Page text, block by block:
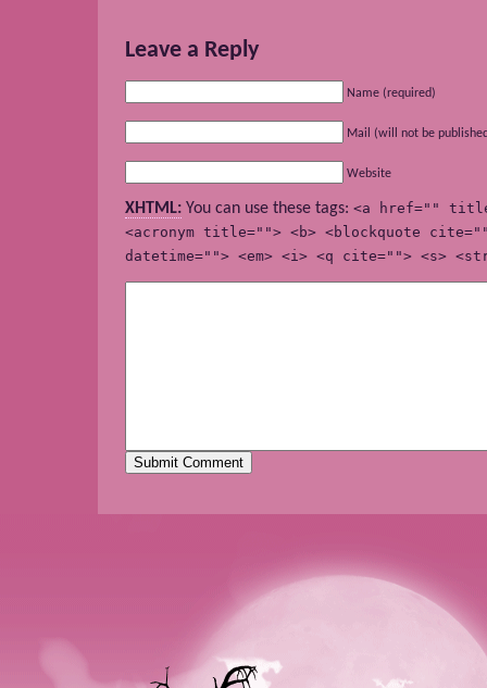
Leave a Reply
Name (required)
Mail (will not be
Website
XHTML: You can use these tags: <a href=""
<acronym title=""> <b> <blockquote
datetime=""> <em> <i> <q cite=""> <s>